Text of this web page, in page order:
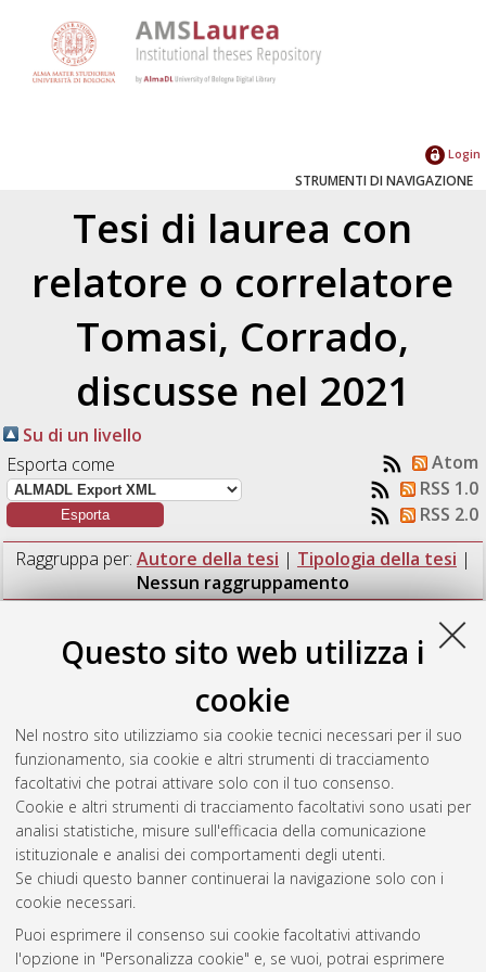
Questo sito web utilizza i
cookie
Nel nostro sito utilizziamo sia cookie tecnici necessari per il suo
funzionamento, sia cookie e altri strumenti di tracciamento
facoltativi che potrai attivare solo con il tuo consenso.
Cookie e altri strumenti di tracciamento facoltativi sono usati per
analisi statistiche, misure sull'efficacia della comunicazione
istituzionale e analisi dei comportamenti degli utenti.
Se chiudi questo banner continuerai la navigazione solo con i
cookie necessari.
Puoi esprimere il consenso sui cookie facoltativi attivando
l'opzione in "Personalizza cookie" e, se vuoi, potrai esprimere
Login
STRUMENTI DI NAVIGAZIONE
Tesi di laurea con
relatore o correlatore
Tomasi, Corrado,
discusse nel 2021
Su di un livello
Esporta come
Atom
RSS 1.0
RSS 2.0
Raggruppa per: Autore della tesi | Tipologia della tesi |
Nessun raggruppamento
Falanga, Matteo
fluidodinamica atriale in fibrillazione atriale e in soggetti di
[Laurea magistrale], Università di Bologna, Corso di Studio in
Ingegneria biomedica [LM-DM270] - Cesena, Documento full-
text non disponibile
Questa lista e' stata generata ilSat Aug 8 15:31:47 2026
CEST
Atom